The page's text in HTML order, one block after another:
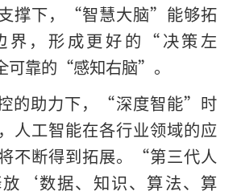
撑下，“智慧大脑”能够拓
界，形成更好的“决策左
靠的“感知右脑”。
的助力下，“深度智能”时
人工智能在各行业领域的应
不断得到拓展。“第三代人
‘数据、知识、算法、算